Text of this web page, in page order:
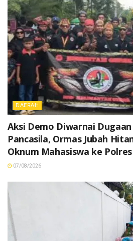
DAERAH
Aksi Demo Diwarnai
Pancasila, Ormas Jubah
Oknum Mahasiswa ke
07/08/2026